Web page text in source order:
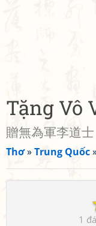
Tặng Vô
贈無為軍李道
Thơ»Trung Quốc
1